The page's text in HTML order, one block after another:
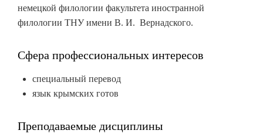
немецкой филологии факультета иностранной
филологии ТНУ имени В. И. Вернадского.
Сфера профессиональных интересов
специальный перевод
язык крымских готов
Преподаваемые дисциплины